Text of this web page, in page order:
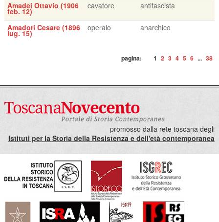
Amadei Ottavio (1906
feb. 12)
cavatore antifascista
Amadori Cesare (1896
lug. 15)
operaio anarchico
pagina: 1 2 3 4 5 6 ... 38
promosso dalla rete toscana degli
Istituti per la Storia della Resistenza e dell'età contemporanea